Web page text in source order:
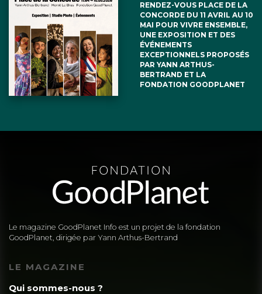
RENDEZ-VOUS PLACE DE LA
CONCORDE DU 11 AVRIL AU 10
MAI POUR VIVRE ENSEMBLE,
UNE EXPOSITION ET DES
ÉVÉNEMENTS
EXCEPTIONNELS PROPOSÉS
PAR YANN ARTHUS-
BERTRAND ET LA
FONDATION GOODPLANET
Le magazine GoodPlanet Info est un projet de la fondation
GoodPlanet, dirigée par Yann Arthus-Bertrand
LE MAGAZINE
Qui sommes-nous ?